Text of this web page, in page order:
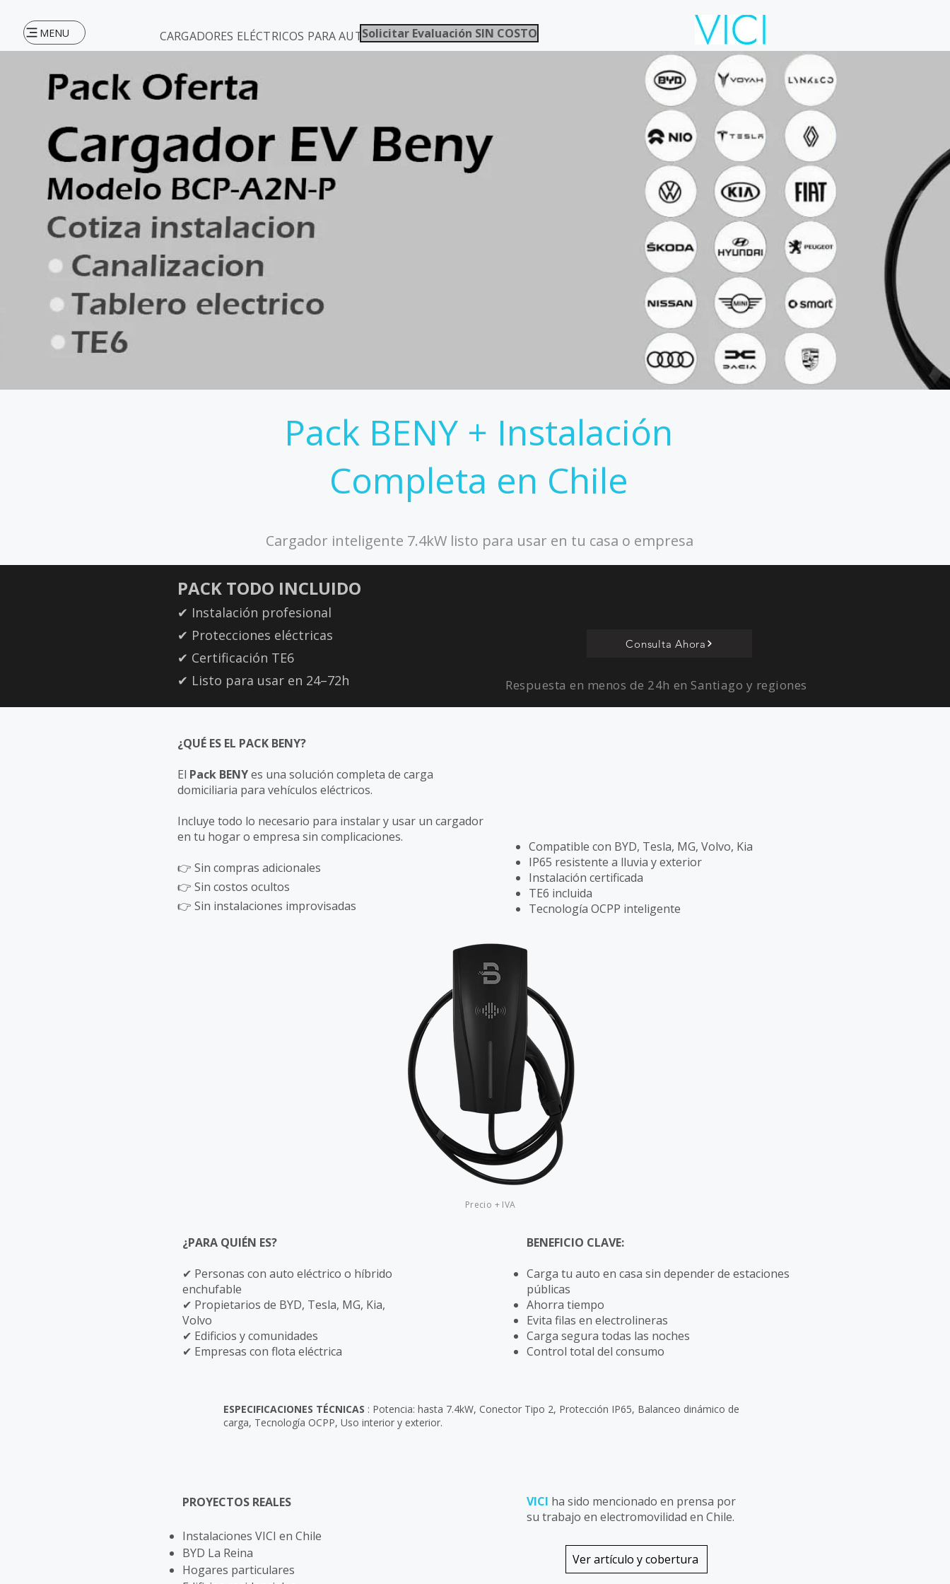
MENU CARGADORES ELÉCTRICOS PARA AUTOS / ELECTROMOVILIDAD CHILE
Solicitar Evaluación SIN COSTO
Pack BENY + Instalación
Completa en Chile
Cargador inteligente 7.4kW listo para usar en tu casa o empresa
PACK TODO INCLUIDO
✔ Instalación profesional
✔ Protecciones eléctricas
✔ Certificación TE6
✔ Listo para usar en 24–72h
Consulta Ahora
Respuesta en menos de 24h en Santiago y regiones
¿QUÉ ES EL PACK BENY?
El Pack BENYes una solución completa de carga
domiciliaria para vehículos eléctricos.
Incluye todo lo necesario para instalar y usar un cargador
en tu hogar o empresa sin complicaciones.
👉 Sin compras adicionales
👉 Sin costos ocultos
👉 Sin instalaciones improvisadas
Compatible con BYD, Tesla, MG, Volvo, Kia
IP65 resistente a lluvia y exterior
Instalación certificada
TE6 incluida
Tecnología OCPP inteligente
Precio + IVA
¿PARA QUIÉN ES?
✔ Personas con auto eléctrico o híbrido
enchufable
✔ Propietarios de BYD, Tesla, MG, Kia,
Volvo
✔ Edificios y comunidades
✔ Empresas con flota eléctrica
BENEFICIO CLAVE:
Carga tu auto en casa sin depender de estaciones
públicas
Ahorra tiempo
Evita filas en electrolineras
Carga segura todas las noches
Control total del consumo
ESPECIFICACIONES TÉCNICAS : Potencia: hasta 7.4kW, Conector Tipo 2, Protección IP65, Balanceo dinámico de
carga, Tecnología OCPP, Uso interior y exterior.
PROYECTOS REALES
Instalaciones VICI en Chile
BYD La Reina
Hogares particulares
VICI ha sido mencionado en prensa por
su trabajo en electromovilidad en Chile.
Ver artículo y cobertura